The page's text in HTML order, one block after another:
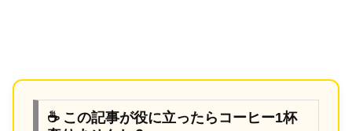
☕ この記事が役に立ったらコーヒー1杯